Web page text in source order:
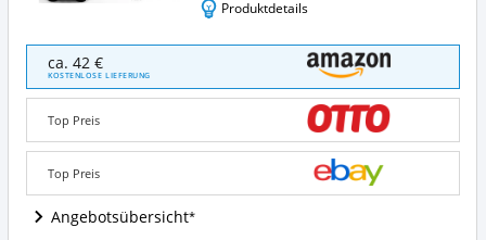
Produktdetails
WADEO
Tragbare
Campingdusche
Akku
Angebote:
Wo
diese
Campingdusche
erhältlich?
ca. 42 €
KOSTENLOSE LIEFERUNG
Top Preis
Top Preis
Angebotsübersicht